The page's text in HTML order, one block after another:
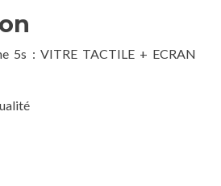
5s : VITRE TACTILE + ECRAN